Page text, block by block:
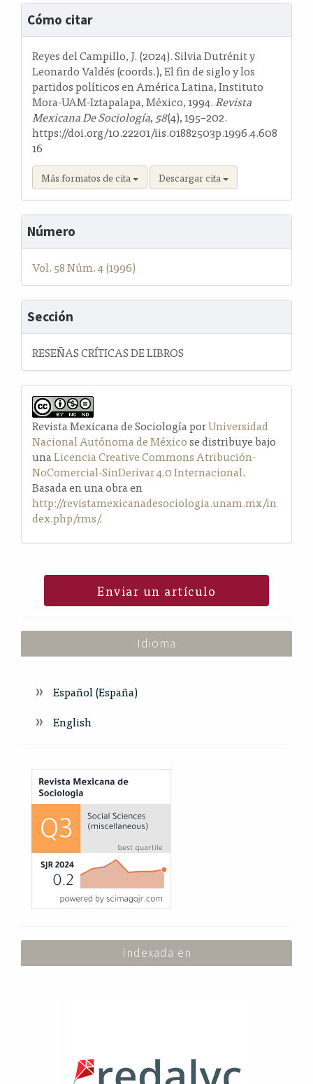
Detalles
del
artículo
Cómo citar
Reyes del Campillo, J. (2024). Silvia Dutrénit y
Leonardo Valdés (coords.), El fin de siglo y los
partidos políticos en América Latina, Instituto
Mora-UAM-Iztapalapa, México, 1994.Revista
Mexicana De Sociología,58(4), 195–202.
https://doi.org/10.22201/iis.01882503p.1996.4.608
16
Más formatos de cita Descargar cita
Número
Vol. 58 Núm. 4 (1996)
Sección
RESEÑAS CRÍTICAS DE LIBROS
Revista Mexicana de Sociología porUniversidad
Nacional Autónoma de Méxicose distribuye bajo
unaLicencia Creative Commons Atribución-
NoComercial-SinDerivar 4.0 Internacional.
Basada en una obra en
http://revistamexicanadesociologia.unam.mx/in
dex.php/rms/.
Enviar un artículo
Idioma
Español (España)
English
Index
Indexada en